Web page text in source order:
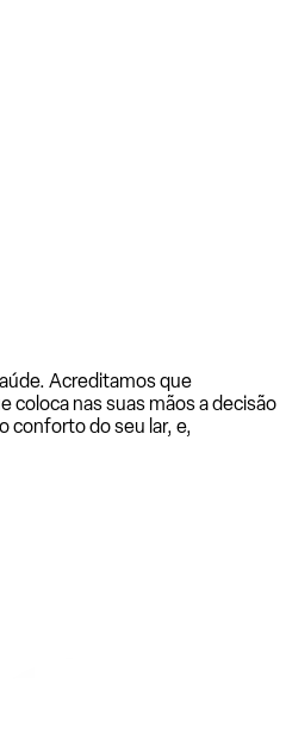
Acreditamos que
coloca nas suas mãos a decisão
conforto do seu lar, e,